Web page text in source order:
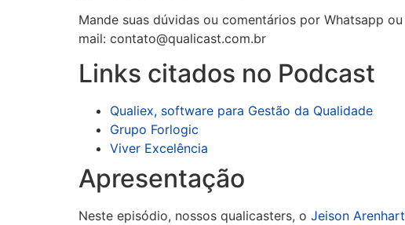
Mande suas dúvidas ou comentários por Whatsapp
mail: contato@qualicast.com.br
Links citados no Podcast
Qualiex, software para Gestão da Qualidade
Grupo Forlogic
Viver Excelência
Apresentação
Neste episódio, nossos qualicasters, o Jeison Arenhart